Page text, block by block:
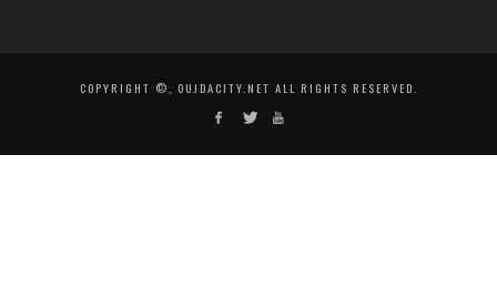
COPYRIGHT ©, OUJDACITY.NET ALL RIGHTS RESERVED.